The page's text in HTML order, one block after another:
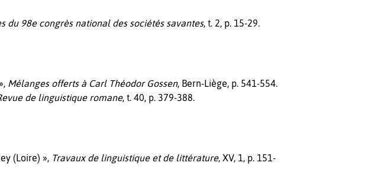
du 98e congrès national des sociétés savantes, t. 2, p. 15-29.
Mélanges offerts à Carl Théodor Gossen, Bern-Liège, p. 541-554.
de linguistique romane, t. 40, p. 379-388.
(Loire) », Travaux de linguistique et de littérature, XV, 1, p. 151-